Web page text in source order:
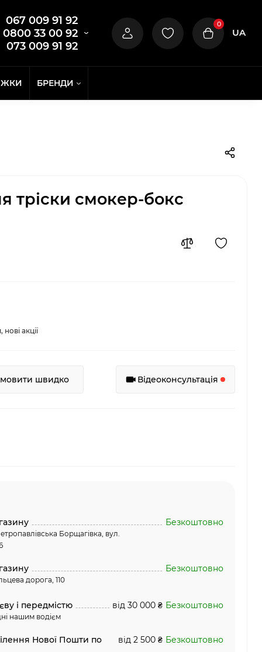
067 009 91 92
0800 33 00 92
073 009 91 92
0
UA
БРЕНДИ
тріски смокер-бокс
акції
швидко Відеоконсультація
Борщагівка, вул.
Безкоштовно
дорога, 110
Безкоштовно
і передмістю
нашим водієм
від 30 000 ₴ Безкоштовно
Нової Пошти по від 2 500 ₴ Безкоштовно